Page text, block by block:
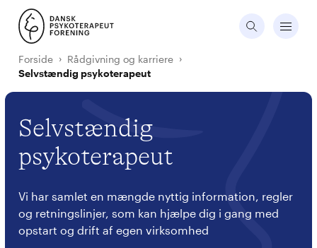
Forside
Rådgivning og karriere
Selvstændig psykoterapeut
Selvstændig
psykoterapeut
Vi har samlet en mængde nyttig information, regler
og retningslinjer, som kan hjælpe dig i gang med
opstart og drift af egen virksomhed